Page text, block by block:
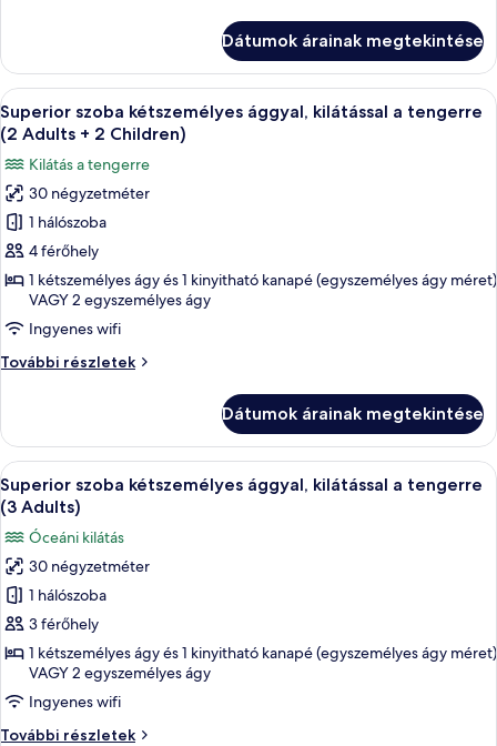
(2
Adults
+
1
Child)
kilátással
tengerre
(2
Adults
+
Child)
további
részletei
Dátumok árainak megtekintése
A
következő
szoba
összes
képének
megtekintése:
Superior
szoba
kétszemélyes
ággyal,
kilátással
(2
Adults
+
2
Children)
Egy erkély, ahonnan a tengerpartra
6
Superior szoba kétszemélyes ággyal, kilátással a tengerre
(2 Adults + 2 Children)
Kilátás a tengerre
30 négyzetméter
1 hálószoba
4 férőhely
1 kétszemélyes ágy és 1 kinyitható kanapé (egyszemélyes ágy méret)
VAGY 2 egyszemélyes ágy
Ingyenes wifi
További részletek
Superior
kilátással
tengerre
(2
Adults
+
2
Children)
további
részletei
Dátumok árainak megtekintése
A
következő
szoba
összes
képének
megtekintése:
Superior
szoba
kétszemélyes
ággyal,
kilátással
Egy erkély, ahonnan a tengerpartra
6
Superior szoba kétszemélyes ággyal, kilátással a tengerre
(3 Adults)
Óceáni kilátás
30 négyzetméter
1 hálószoba
3 férőhely
1 kétszemélyes ágy és 1 kinyitható kanapé (egyszemélyes ágy méret)
VAGY 2 egyszemélyes ágy
Ingyenes wifi
További részletek
Superior